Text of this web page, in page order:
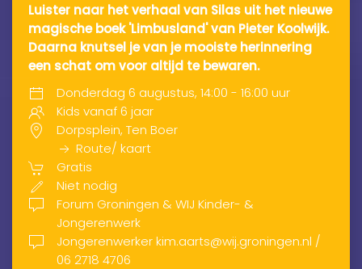
Luister naar het verhaal van Silas uit het nieuwe
magische boek 'Limbusland' van Pieter Koolwijk.
Daarna knutsel je van je mooiste herinnering
een schat om voor altijd te bewaren.
Donderdag 6 augustus, 14:00 - 16:00 uur
Kids vanaf 6 jaar
Dorpsplein, Ten Boer
Route/ kaart
Gratis
Niet nodig
Forum Groningen & WIJ Kinder- &
Jongerenwerk
Jongerenwerker kim.aarts@wij.groningen.nl /
06 2718 4706